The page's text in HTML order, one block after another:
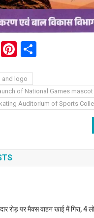
Pinterest
Share
and logo
of National Games mascot
Auditorium of Sports
रोड़ पर मैक्स वाहन खाई में गिरा, 4